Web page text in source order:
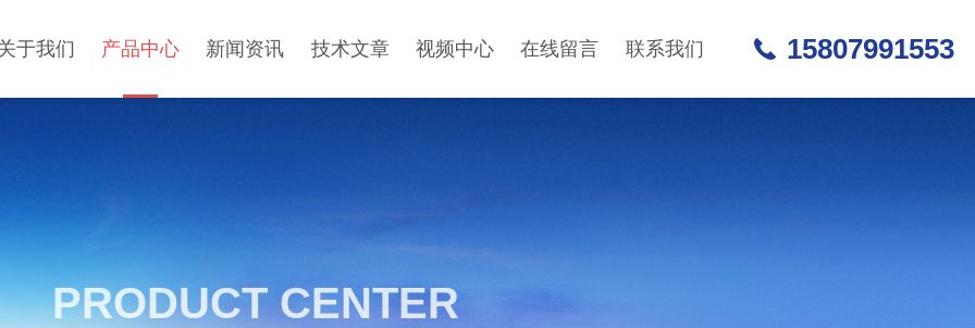
于我们 产品中心 新闻资讯 技术文章 视频中心 在线留言 联系我们 15807991553
PRODUCT CENTER